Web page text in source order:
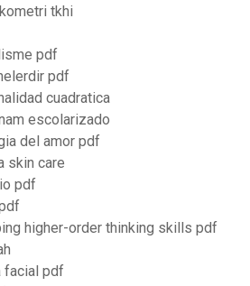
tkhi
pdf
pdf
cuadratica
escolarizado
del amor pdf
skin care
pdf
higher-order thinking skills pdf
facial pdf